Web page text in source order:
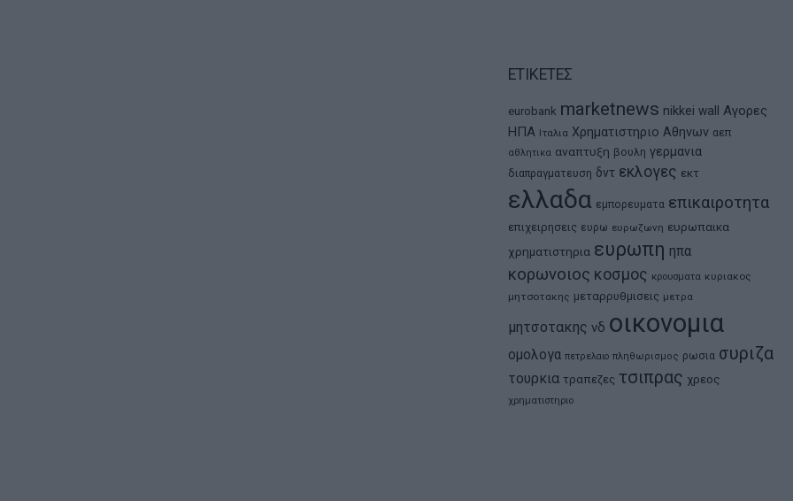
ΕΤΙΚΕΤΕΣ
eurobank marketnews nikkei wall
Αγορες
ΗΠΑ Ιταλια Χρηματιστηριο Αθηνων αεπ
αθλητικα αναπτυξη βουλη γερμανια
διαπραγματευση δντ εκλογες εκτ
ελλαδα εμπορευματα επικαιροτητα
επιχειρησεις ευρω ευρωζωνη ευρωπαικα
χρηματιστηρια ευρωπη ηπα
κορωνοιος κοσμος κρουσματα κυριακος
μητσοτακης μεταρρυθμισεις μετρα
μητσοτακης νδ οικονομια
ομολογα πετρελαιο πληθωρισμος ρωσια συριζα
τουρκια τραπεζες τσιπρας χρεος
χρηματιστηριο